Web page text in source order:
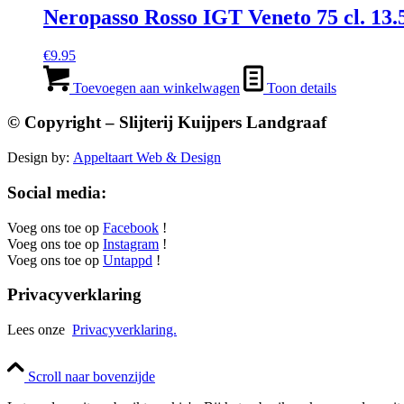
Neropasso Rosso IGT Veneto 75 cl.
€9.95
Toevoegen aan winkelwagen Toon details
© Copyright – Slijterij Kuijpers Landgraaf
Design by: Appeltaart Web & Design
Social media:
Voeg ons toe op Facebook !
Voeg ons toe op Instagram !
Voeg ons toe op Untappd !
Privacyverklaring
Lees onze Privacyverklaring.
Scroll naar bovenzijde